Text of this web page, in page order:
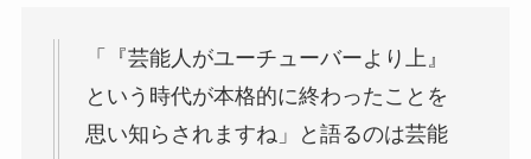
「『芸能人がユーチューバーより上』
という時代が本格的に終わったことを
思い知らされますね」と語るのは芸能